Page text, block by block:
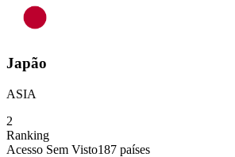
Japão
ASIA
2
Ranking
Acesso Sem Visto187 países